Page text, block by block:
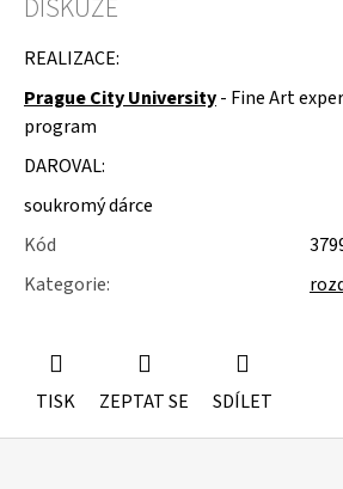
DISKUZE
REALIZACE:
Prague City University- Fine Art
program
DAROVAL:
soukromý dárce
Kód
Kategorie:
TISK ZEPTAT SE SDÍLET
u
e
e
KOVOVÉ
STOJÁNKY